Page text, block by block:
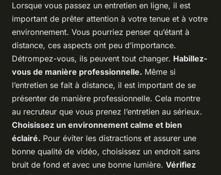
Lorsque vous passez un entretien en ligne, il est
important de prêter attention à votre tenue et à votre
environnement. Vous pourriez penser qu’étant à
distance, ces aspects ont peu d’importance.
Détrompez-vous, ils peuvent tout changer. Habillez-
vous de manière professionnelle. Même si
l’entretien se fait à distance, il est important de se
présenter de manière professionnelle. Cela montre
au recruteur que vous prenez l’entretien au sérieux.
Choisissez un environnement calme et bien
éclairé. Pour éviter les distractions et assurer une
bonne qualité de vidéo, choisissez un endroit sans
bruit de fond et avec une bonne lumière. Vérifiez